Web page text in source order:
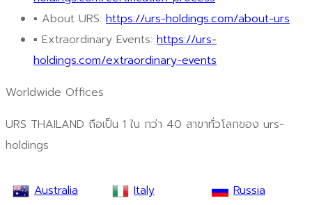
▪ About URS: https://urs-holdings.com/about-urs
▪ Extraordinary Events: https://urs-
holdings.com/extraordinary-events
Worldwide Offices
URS THAILAND ถือเป็น 1 ใน กว่า 40 สาขาทั่วโลกของ urs-
holdings
Australia
Italy
Russia